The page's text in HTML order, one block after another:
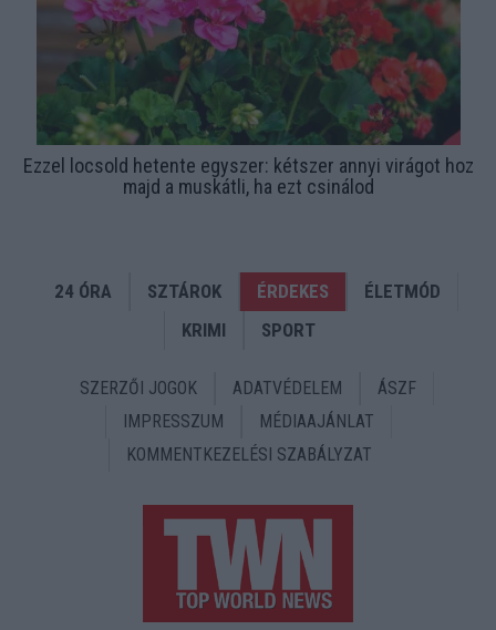
Ezzel locsold hetente egyszer: kétszer annyi virágot hoz
majd a muskátli, ha ezt csinálod
24 ÓRA SZTÁROK ÉRDEKES
ÉLETMÓD
KRIMI
SPORT
SZERZŐI JOGOK ADATVÉDELEM
ÁSZF
IMPRESSZUM
MÉDIAAJÁNLAT
KOMMENTKEZELÉSI SZABÁLYZAT